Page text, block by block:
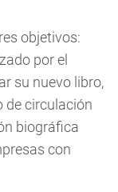
objetivos:
por el
su nuevo libro,
de circulación
biográfica
con